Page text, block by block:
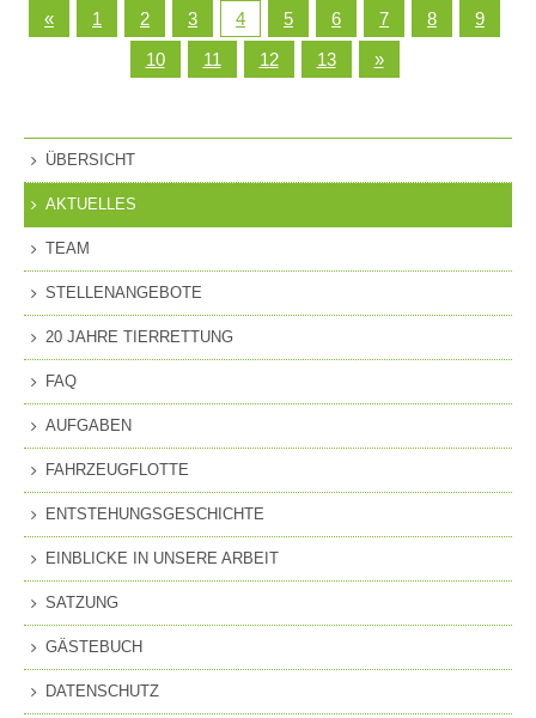
« 1 2 3 4 5 6 7 8
9
10
11 12 13 »
ÜBERSICHT
AKTUELLES
TEAM
STELLENANGEBOTE
20 JAHRE TIERRETTUNG
FAQ
AUFGABEN
FAHRZEUGFLOTTE
ENTSTEHUNGSGESCHICHTE
EINBLICKE IN UNSERE ARBEIT
SATZUNG
GÄSTEBUCH
DATENSCHUTZ